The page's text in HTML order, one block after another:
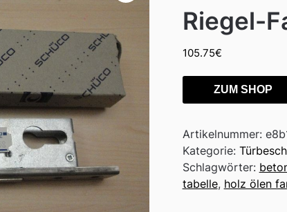
Riegel-
105.75€
ZUM SHOP
Artikelnummer:
Kategorie:
Schlagwörter:
tabelle, holz ölen